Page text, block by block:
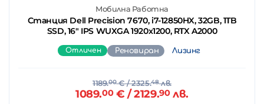
Мобилна Работна
Станция Dell Precision 7670, i7-12850HX, 32GB, 1TB
SSD, 16" IPS WUXGA 1920x1200, RTX A2000
Отличен Реновиран Лизинг
1189.00€/ 2325.48лв.
1089.00€ / 2129.90лв.